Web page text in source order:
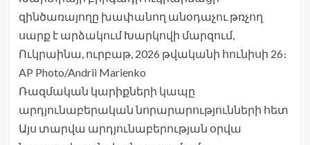
զինծառայողը խափանող անօդաչու թռչող
սարք է արձակում Խարկովի մարզում,
Ուկրաինա, ուրբաթ, 2026 թվականի հունիսի 26։
AP Photo/Andrii Marienko
Ռազմական կարիքների կապը
արդյունաբերական նորարարությունների հետ
Այս տարվա արդյունաբերության օրվա